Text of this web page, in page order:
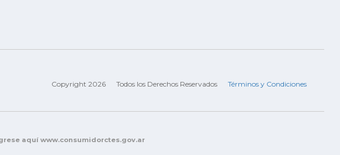
Copyright 2026 Todos los Derechos Reservados Términos y Condiciones
aquí www.consumidorctes.gov.ar